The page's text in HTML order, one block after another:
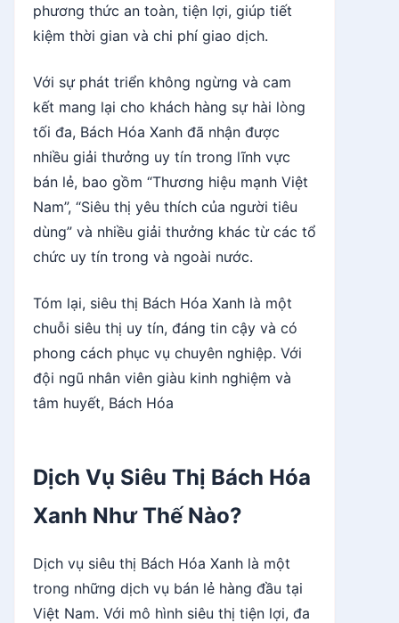
phương thức an toàn, tiện lợi, giúp tiết
kiệm thời gian và chi phí giao dịch.
Với sự phát triển không ngừng và cam
kết mang lại cho khách hàng sự hài lòng
tối đa, Bách Hóa Xanh đã nhận được
nhiều giải thưởng uy tín trong lĩnh vực
bán lẻ, bao gồm “Thương hiệu mạnh Việt
Nam”, “Siêu thị yêu thích của người tiêu
dùng” và nhiều giải thưởng khác từ các tổ
chức uy tín trong và ngoài nước.
Tóm lại, siêu thị Bách Hóa Xanh là một
chuỗi siêu thị uy tín, đáng tin cậy và có
phong cách phục vụ chuyên nghiệp. Với
đội ngũ nhân viên giàu kinh nghiệm và
tâm huyết, Bách Hóa
Dịch Vụ Siêu Thị Bách Hóa
Xanh Như Thế Nào?
Dịch vụ siêu thị Bách Hóa Xanh là một
trong những dịch vụ bán lẻ hàng đầu tại
Việt Nam. Với mô hình siêu thị tiện lợi, đa